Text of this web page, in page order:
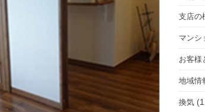
支店の
マンシ
お客様
地域情
換気